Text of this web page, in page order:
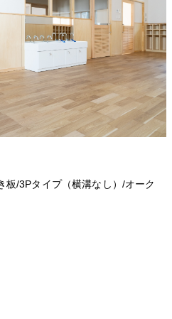
板/3Pタイプ（横溝なし）/オーク